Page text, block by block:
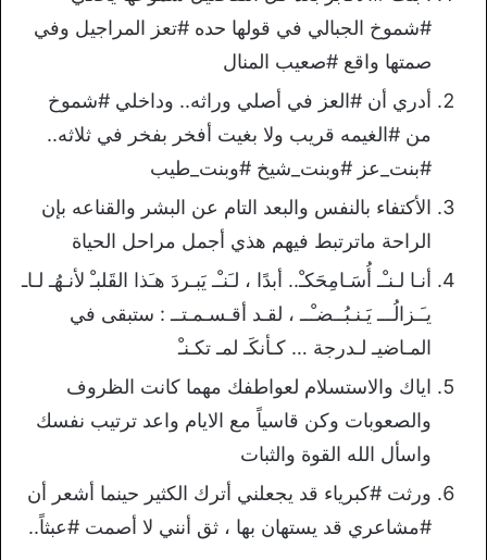
#شموخ الجبالي في قولها حده #تعز المراجيل وفي
صمتها واقع #صعيب المنال
أدري أن #العز في أصلي وراثه.. وداخلي #شموخ
من #الغيمه قريب ولا بغيت أفخر بفخر في ثلاثه..
#بنت_عز #وبنت_شيخ #وبنت_طيب
الأكتفاء بالنفس والبعد التام عن البشر والقناعه بإن
الراحة ماترتبط فيهم هذي أجمل مراحل الحياة
أنـا لـنـْـ أُسَـامِحَكـْ.. أبدًا ، لـَنـْـ يَبـردَ هـَذا القَلبـْ لأنـهُـ لـاـ
يـَـزالُـــ يَـنـبُــضـْــ ، لقـد أقـسـمـتــ : ستبقى في
المـاضيـ لـدرجة … كـأنكَـ لمـ تكـنـْ
اياك والاستسلام لعواطفك مهما كانت الظروف
والصعوبات وكن قاسياً مع الايام واعد ترتيب نفسك
واسأل الله القوة والثبات
ورثت #كبرياء قد يجعلني أترك الكثير حينما أشعر أن
#مشاعري قد يستهان بها ، ثق أنني لا أصمت #عبثاً..